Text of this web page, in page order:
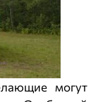
могут